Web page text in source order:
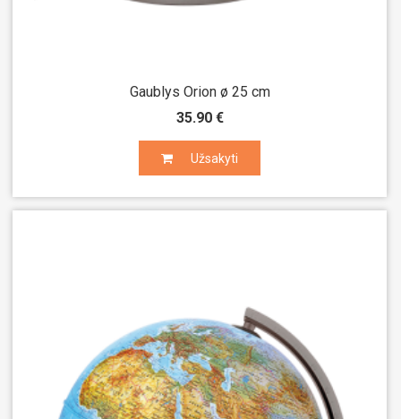
Gaublys Orion ø 25 cm
35.90 €
Užsakyti
Užsakyti